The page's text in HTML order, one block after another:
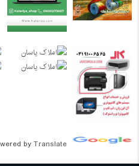
by Translate